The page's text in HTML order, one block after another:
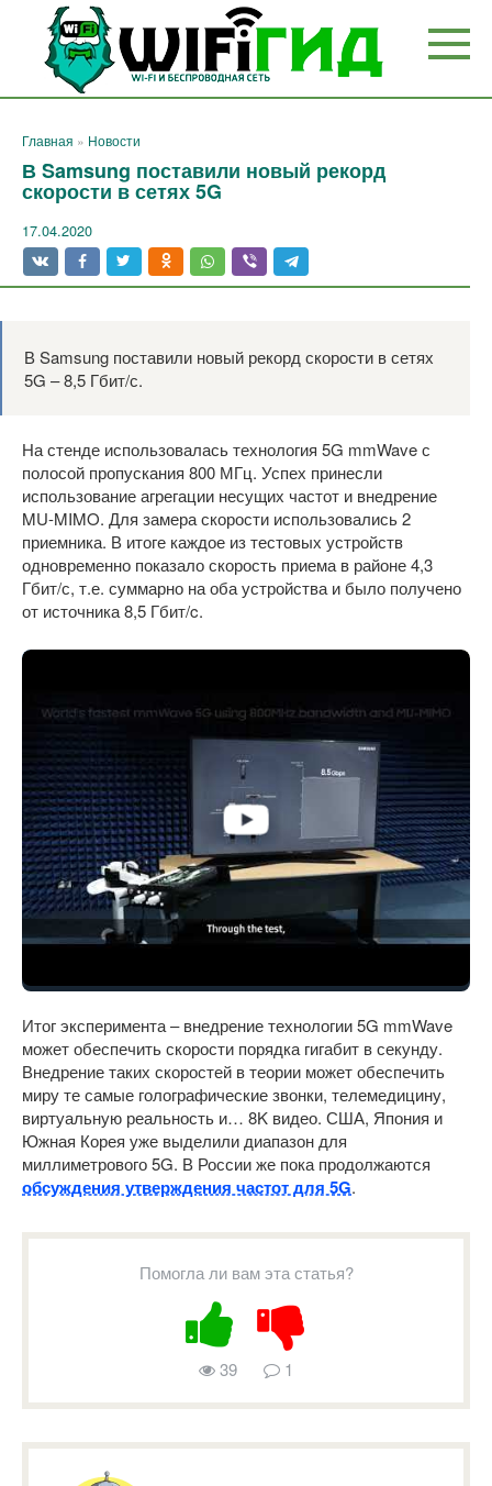
Перейти
контенту
Главная » Новости
В Samsung поставили новый рекорд
скорости в сетях 5G
17.04.2020
В Samsung поставили новый рекорд скорости в сетях
5G – 8,5 Гбит/с.
На стенде использовалась технология 5G mmWave с
полосой пропускания 800 МГц. Успех принесли
использование агрегации несущих частот и внедрение
MU-MIMO. Для замера скорости использовались 2
приемника. В итоге каждое из тестовых устройств
одновременно показало скорость приема в районе 4,3
Гбит/с, т.е. суммарно на оба устройства и было получено
от источника 8,5 Гбит/c.
Итог эксперимента – внедрение технологии 5G mmWave
может обеспечить скорости порядка гигабит в секунду.
Внедрение таких скоростей в теории может обеспечить
миру те самые голографические звонки, телемедицину,
виртуальную реальность и… 8K видео. США, Япония и
Южная Корея уже выделили диапазон для
миллиметрового 5G. В России же пока продолжаются
обсуждения утверждения частот для 5G.
Помогла ли вам эта статья?
39 1